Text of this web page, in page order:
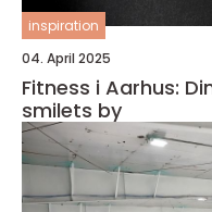
inspiration
04. April 2025
Fitness i Aarhus:
smilets by